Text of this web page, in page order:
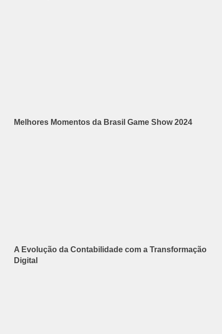
Melhores Momentos da Brasil Game Show 2024
A Evolução da Contabilidade com a Transformação
Digital